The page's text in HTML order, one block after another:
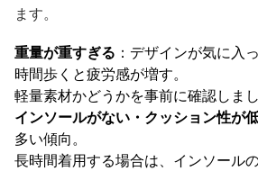
ます。
重量が重すぎる ：デザインが気に入
時間歩くと疲労感が増す。
軽量素材かどうかを事前に確認しま
インソールがない・クッション性が
多い傾向。
長時間着用する場合は、インソール